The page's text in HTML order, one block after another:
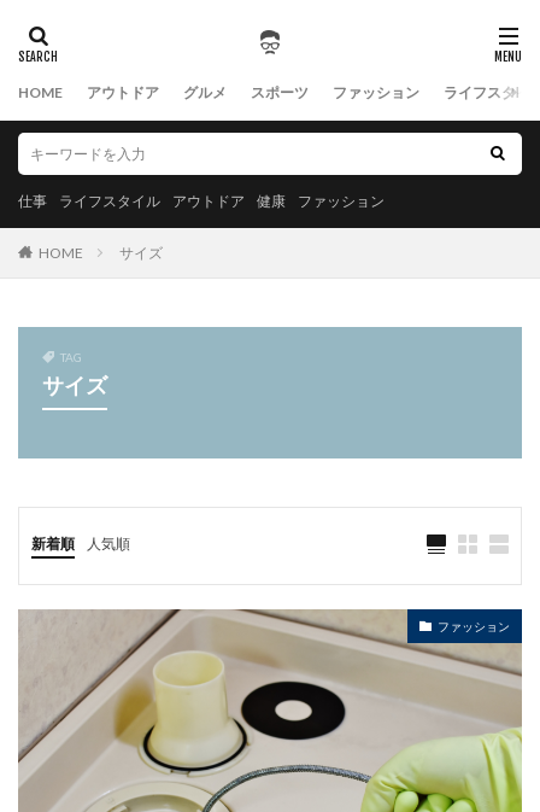
HOME アウトドア グルメ スポーツ ファッション ライフスタイ
仕事 ライフスタイル アウトドア 健康 ファッション
HOME サイズ
TAG
サイズ
新着順 人気順
ファッション